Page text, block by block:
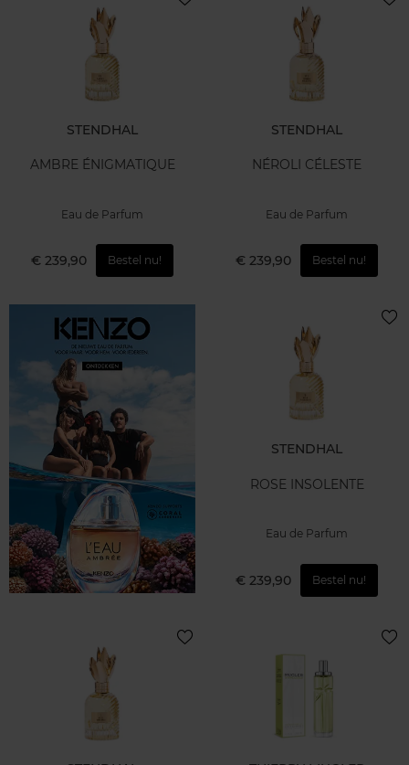
STENDHAL
AMBRE ÉNIGMATIQUE
Eau de Parfum
€ 239,90 Bestel nu!
STENDHAL
NÉROLI CÉLESTE
Eau de Parfum
€ 239,90 Bestel nu!
STENDHAL
ROSE INSOLENTE
Eau de Parfum
€ 239,90 Bestel nu!